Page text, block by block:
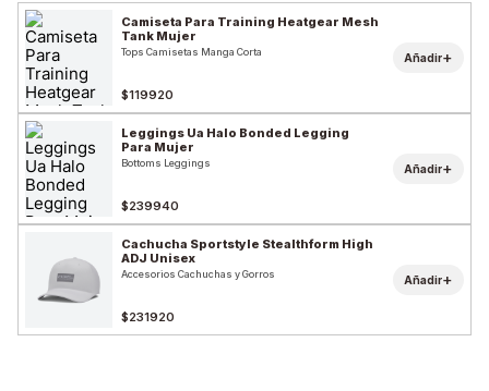
Camiseta Para Training Heatgear Mesh
Tank Mujer
Tops Camisetas Manga Corta
$119920
Añadir+
Leggings Ua Halo Bonded Legging
Para Mujer
Bottoms Leggings
$239940
Añadir+
Cachucha Sportstyle Stealthform High
ADJ Unisex
Accesorios Cachuchas y Gorros
$231920
Añadir+